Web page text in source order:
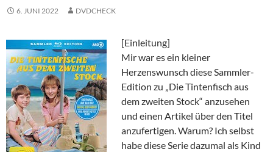
6. JUNI 2022 DVDCHECK
[Einleitung]
Mir war es ein kleiner
Herzenswunsch diese Sammler-
Edition zu „Die Tintenfisch aus
dem zweiten Stock“ anzusehen
und einen Artikel über den Titel
anzufertigen. Warum? Ich selbst
habe diese Serie dazumal als Kind